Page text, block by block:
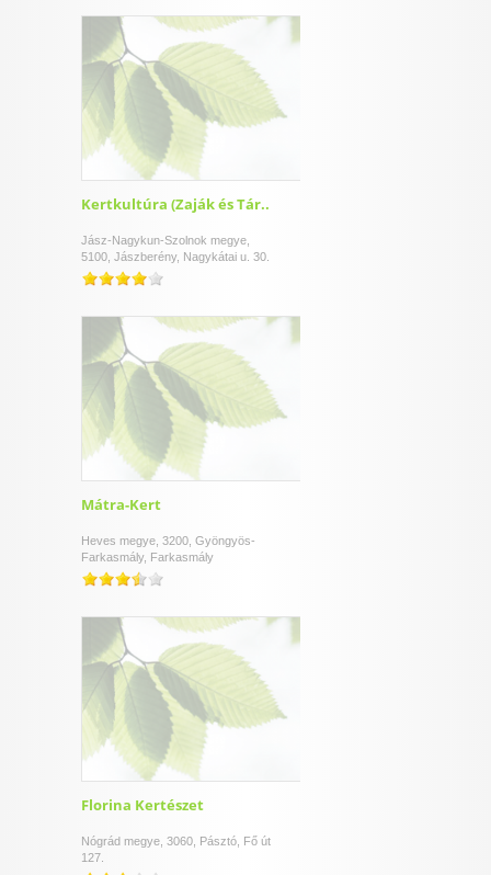
Kertkultúra (Zaják és Tár..
Jász-Nagykun-Szolnok megye,
5100, Jászberény, Nagykátai u. 30.
Mátra-Kert
Heves megye, 3200, Gyöngyös-
Farkasmály, Farkasmály
Florina Kertészet
Nógrád megye, 3060, Pásztó, Fő út
127.